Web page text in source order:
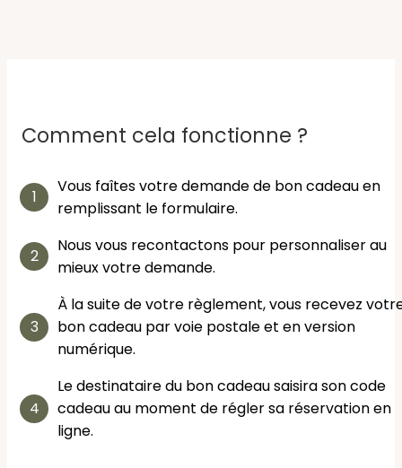
Comment cela fonctionne ?
Vous faîtes votre demande de bon cadeau en
remplissant le formulaire.
Nous vous recontactons pour personnaliser au
mieux votre demande.
À la suite de votre règlement, vous recevez
bon cadeau par voie postale et en version
numérique.
Le destinataire du bon cadeau saisira son code
cadeau au moment de régler sa réservation en
ligne.